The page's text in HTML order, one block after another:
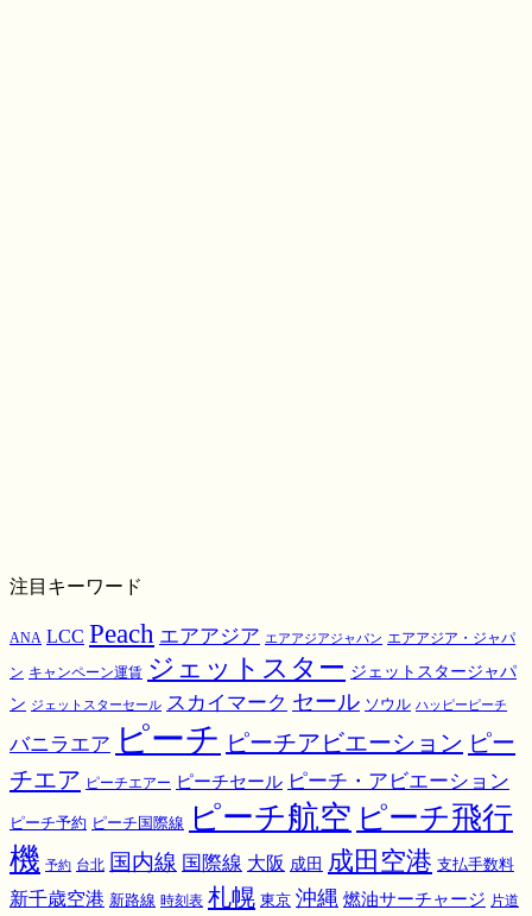
注目キーワード
ANA LCC Peach エアアジア エアアジアジャパン エアアジア・ジャパ
ン キャンペーン運賃 ジェットスター ジェットスタージャパ
ン ジェットスターセール スカイマーク セール ソウル ハッピーピーチ
バニラエア ピーチ ピーチアビエーション ピー
チエア ピーチエアー ピーチセール ピーチ・アビエーション
ピーチ予約 ピーチ国際線 ピーチ航空 ピーチ飛行
機 予約 台北 国内線 国際線 大阪 成田 成田空港 支払手数料
新千歳空港 新路線 時刻表 札幌 東京 沖縄 燃油サーチャージ 片道